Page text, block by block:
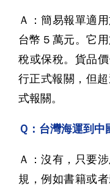
Ａ：簡易報單適
台幣 5 萬元。它
稅或保稅。貨品
行正式報關，但
式報關。
Ｑ：台灣海運到
Ａ：沒有，只要
規，例如書籍或